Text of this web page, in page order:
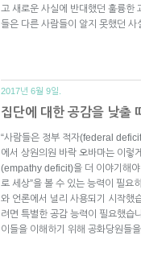
고 새로운 사실에 반대했던 훌륭한
들은 다른 사람들이 알지 못했던
2017년 6월 9일.
집단에 대한 공감을 낮출
“사람들은 정부 적자(federal
에서 상원의원 바락 오바마는 이렇
(empathy deficit)을 더 이야기해야
로 세상”을 볼 수 있는 능력이 필요
와 언론에서 널리 사용되기 시작했
려면 특별한 공감 능력이 필요했습
이들을 이해하기 위해 공화당원들